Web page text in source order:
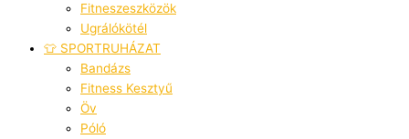
Fitneszeszközök
Ugrálókötél
👕 SPORTRUHÁZAT
Bandázs
Fitness Kesztyű
Öv
Póló